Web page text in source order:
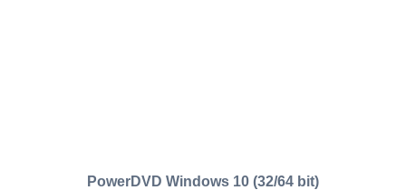
PowerDVD Windows 10 (32/64 bit)